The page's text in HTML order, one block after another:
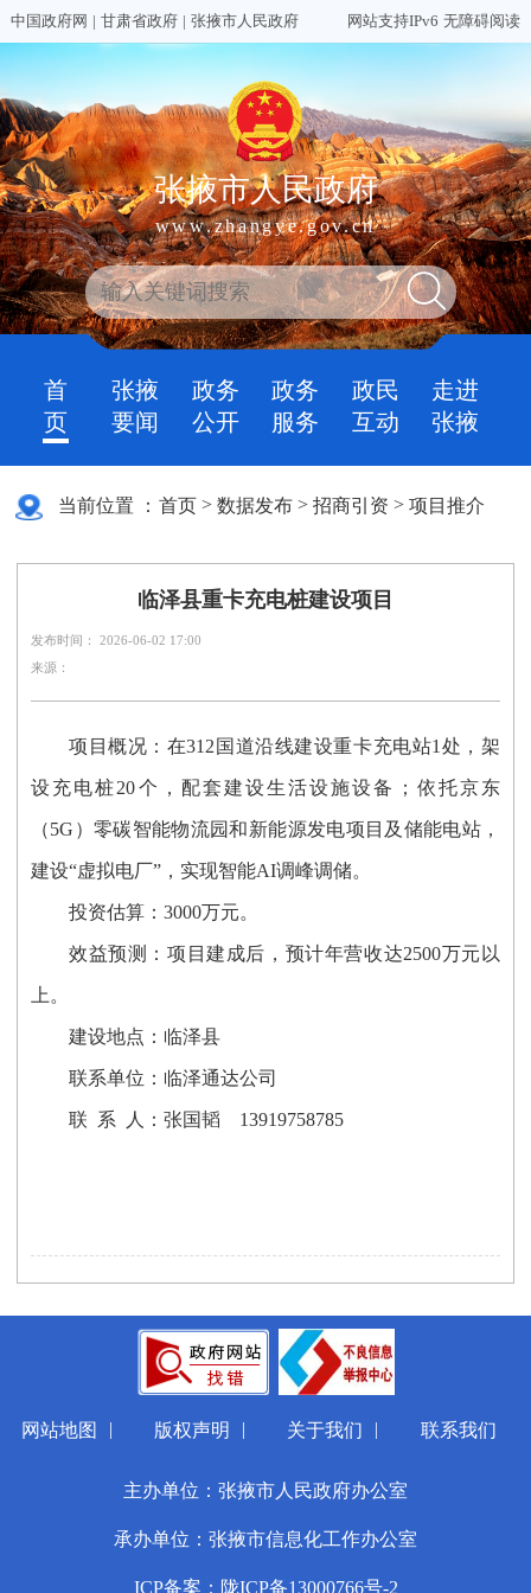
中国政府网 | 甘肃省政府 | 张掖市人民政府 网站支持IPv6 无障碍阅读
张掖市人民政府
www.zhangye.gov.cn
首
页
张掖
要闻
政务
公开
政务
服务
政民
互动
走进
张掖
当前位置 ： 首页 >数据发布 >招商引资 >项目推介
临泽县重卡充电桩建设项目
发布时间： 2026-06-02 17:00
来源：
项目概况：在312国道沿线建设重卡充电站1处，架
设充电桩20个，配套建设生活设施设备；依托京东
（5G）零碳智能物流园和新能源发电项目及储能电站，
建设“虚拟电厂”，实现智能AI调峰调储。
投资估算：3000万元。
效益预测：项目建成后，预计年营收达2500万元以
上。
建设地点：临泽县
联系单位： 临泽通达公司
联 系 人：张国韬 13919758785
网站地图 | 版权声明 | 关于我们 | 联系我们
主办单位：张掖市人民政府办公室
承办单位：张掖市信息化工作办公室
ICP备案：陇ICP备13000766号-2